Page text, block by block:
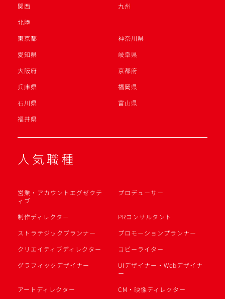
関西
九州
北陸
東京都
神奈川県
愛知県
岐阜県
大阪府
京都府
兵庫県
福岡県
石川県
富山県
福井県
人気職種
営業・アカウントエグゼクテ
ィブ
プロデューサー
制作ディレクター
PRコンサルタント
ストラテジックプランナー
プロモーションプランナー
クリエイティブディレクター
コピーライター
グラフィックデザイナー
UIデザイナー・Webデザイナ
ー
アートディレクター
CM・映像ディレクター